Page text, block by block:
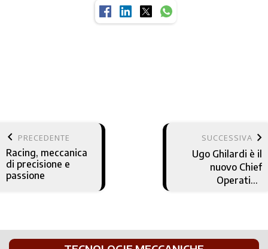
keyboard_arrow_left PRECEDENTE
Racing, meccanica
di precisione e
passione
SUCCESSIVA keyboard_arrow_right
Ugo Ghilardi è il
nuovo Chief
Operating